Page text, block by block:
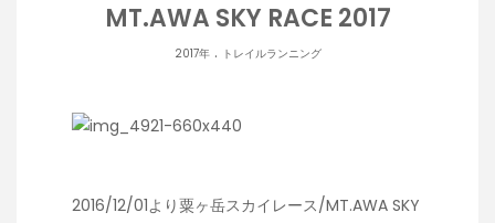
MT.AWA SKY RACE 2017
2017年. トレイルランニング
2016/12/01より粟ヶ岳スカイレース/MT.AWA SKY